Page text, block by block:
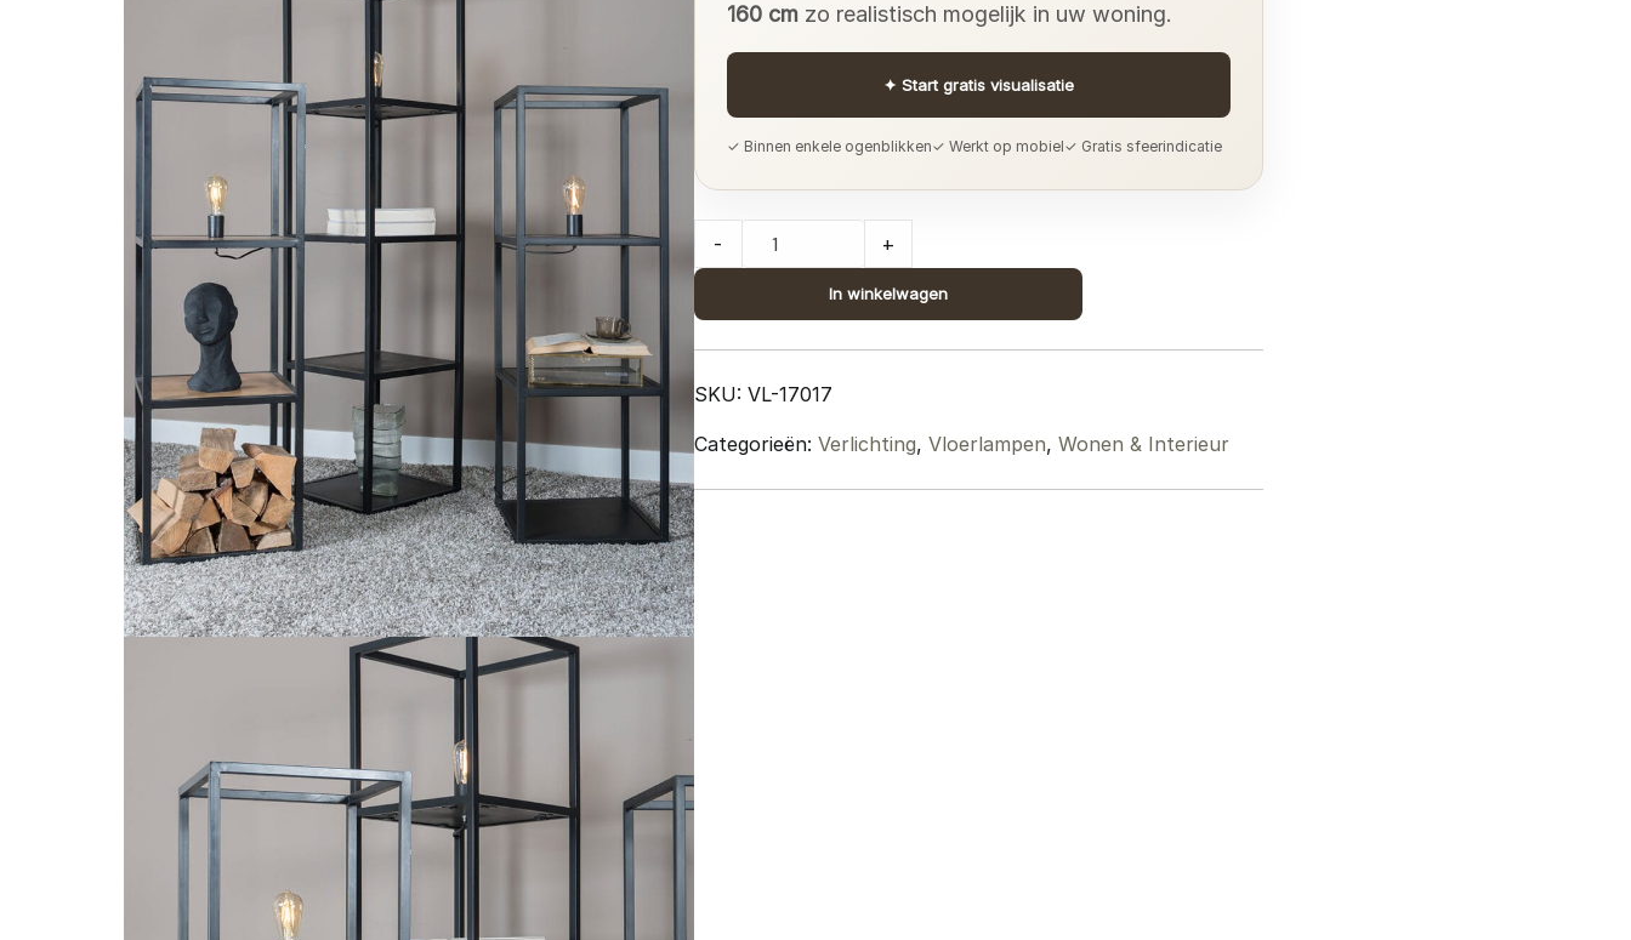
160 cmzo realistisch mogelijk in uw woning.
✦ Start gratis visualisatie
✓ Binnen enkele ogenblikken✓ Werkt op mobiel✓ Gratis sfeerindicatie
Vloerlamp
Vintage
Mangohout
160
cm
- +
In winkelwagen
SKU: VL-17017
Categorieën: Verlichting, Vloerlampen, Wonen & Interieur